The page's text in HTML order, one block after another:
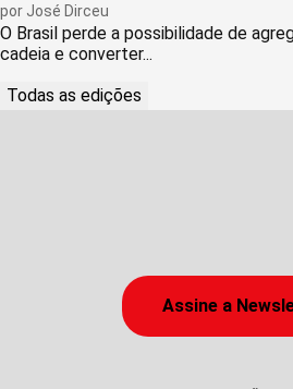
por José Dirceu
O Brasil perde a possibilidade de
cadeia e converter...
Todas as edições
Assine a